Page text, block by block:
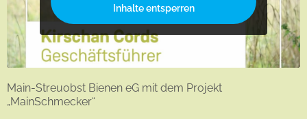
Inhalte entsperren
Main-Streuobst Bienen eG mit dem Projekt
„MainSchmecker“